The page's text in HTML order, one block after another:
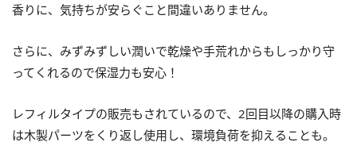
香りに、気持ちが安らぐこと間違いありません。
さらに、みずみずしい潤いで乾燥や手荒れからもしっかり守
ってくれるので保湿力も安心！
レフィルタイプの販売もされているので、2回目以降の購入時
は木製パーツをくり返し使用し、環境負荷を抑えることも。